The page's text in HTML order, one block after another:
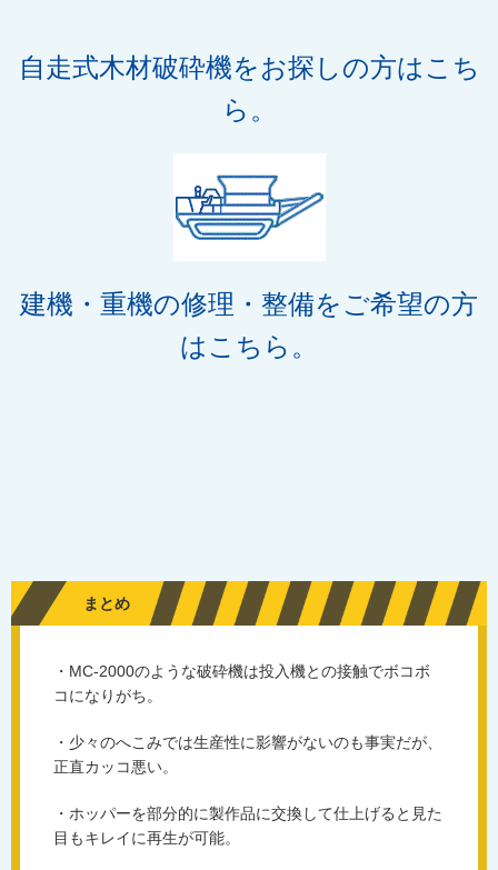
自走式木材破砕機をお探しの方はこち
ら。
建機・重機の修理・整備をご希望の方
はこちら。
まとめ
・MC-2000のような破砕機は投入機との接触でボコボ
コになりがち。
・少々のへこみでは生産性に影響がないのも事実だが、
正直カッコ悪い。
・ホッパーを部分的に製作品に交換して仕上げると見た
目もキレイに再生が可能。